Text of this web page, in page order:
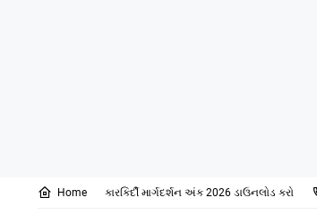
Home કારકિર્દી માર્ગદર્શન અંક 2026 ડાઉનલોડ કરો